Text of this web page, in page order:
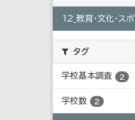
12_教育・文化・ス
タグ
学校基本調査 2
学校数 2